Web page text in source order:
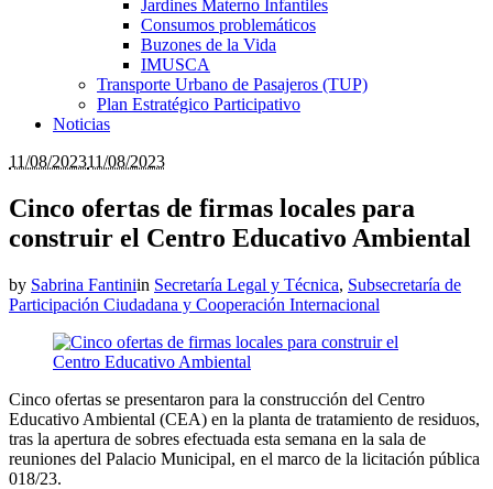
Jardines Materno Infantiles
Consumos problemáticos
Buzones de la Vida
IMUSCA
Transporte Urbano de Pasajeros (TUP)
Plan Estratégico Participativo
Noticias
11/08/202311/08/2023
Cinco ofertas de firmas locales para
construir el Centro Educativo Ambiental
by Sabrina Fantiniin Secretaría Legal y Técnica, Subsecretaría de
Participación Ciudadana y Cooperación Internacional
Cinco ofertas se presentaron para la construcción del Centro
Educativo Ambiental (CEA) en la planta de tratamiento de residuos,
tras la apertura de sobres efectuada esta semana en la sala de
reuniones del Palacio Municipal, en el marco de la licitación pública
018/23.